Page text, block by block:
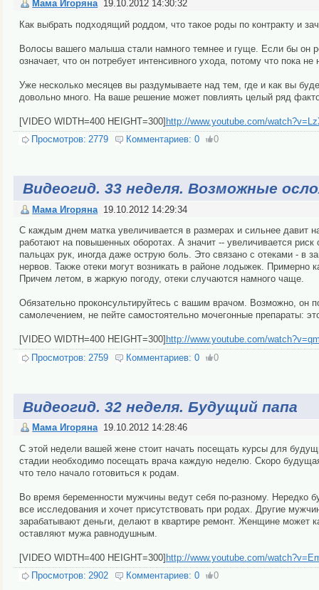
Мама Игоряна 19.10.2012 14:30:32
Как выбрать подходящий роддом, что такое роды по контракту и
Волосы вашего малыша стали намного темнее и гуще. Если бы он
означает, что он потребует интенсивного ухода, потому что пока
Уже несколько месяцев вы раздумываете над тем, где и как вы
довольно много. На ваше решение может повлиять целый ряд
[VIDEO WIDTH=400 HEIGHT=300]http://www.youtube.com/
Просмотров: 2779 Комментариев: 0 0
Видеогид. 33 неделя. Возможные
Мама Игоряна 19.10.2012 14:29:34
С каждым днем матка увеличивается в размерах и сильнее давит
работают на повышенных оборотах. А значит -- увеличивается
пальцах рук, иногда даже острую боль. Это связано с отеками - в
нервов. Также отеки могут возникать в районе лодыжек.
Причем летом, в жаркую погоду, отеки случаются намного чаще.
Обязательно проконсультируйтесь с вашим врачом. Возможно, он
самолечением, не пейте самостоятельно мочегонные препараты:
[VIDEO WIDTH=400 HEIGHT=300] http://www.youtube.com/
Просмотров: 2759 Комментариев: 0 0
Видеогид. 32 неделя. Будущий папа
Мама Игоряна 19.10.2012 14:28:46
С этой недели вашей жене стоит начать посещать курсы для
стадии необходимо посещать врача каждую неделю. Скоро
что тело начало готовиться к родам.
Во время беременности мужчины ведут себя по-разному. Нередко
все исследования и хочет присутствовать при родах. Другие
зарабатывают деньги, делают в квартире ремонт. Женщине может
оставляют мужа равнодушным.
[VIDEO WIDTH=400 HEIGHT=300] http://www.youtube.com/
Просмотров: 2902 Комментариев: 0 0